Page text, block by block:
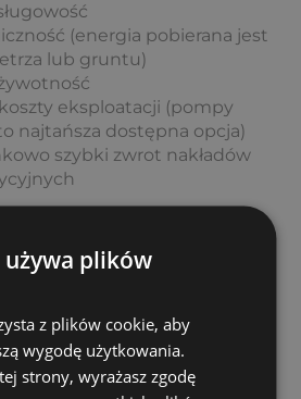
(energia pobierana jest
lub gruntu)
eksploatacji (pompy
najtańsza dostępna opcja)
szybki zwrot nakładów
gwarancją.
instalacji
w Czeladzi
lub okolicy i szukasz
podejdzie do
używa plików
z plików cookie, aby
wygodę użytkowania.
strony, wyrażasz zgodę